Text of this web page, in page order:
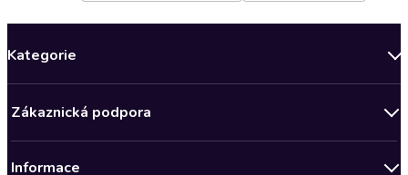
Kategorie
Bestsellery měsíce
Zákaznická podpora
Informace